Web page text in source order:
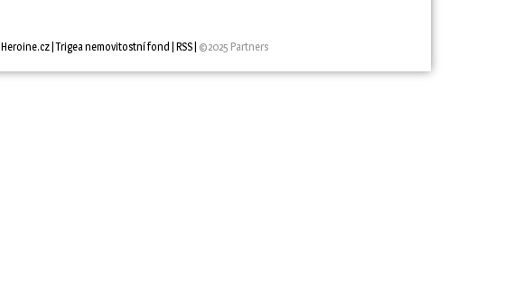
Heroine.cz | Trigea nemovitostní fond RSS ©2025 Partners